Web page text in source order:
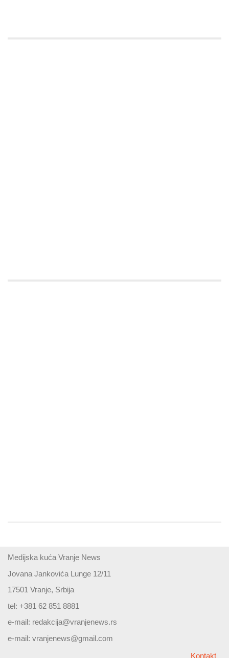
Medijska kuća Vranje News
Jovana Jankovića Lunge 12/11
17501 Vranje, Srbija
tel: +381 62 851 8881
e-mail: redakcija@vranjenews.rs
e-mail: vranjenews@gmail.com
Kontakt